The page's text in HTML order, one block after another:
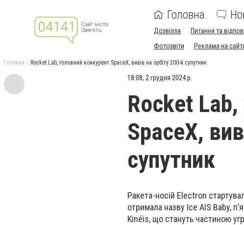
Головна
Дозвілля Питання та
Фотозвіти
Реклама на сайті
Головна Rocket Lab, головний конкурент SpaceX, вивів на орбіту 200-й супутник
18:08, 2 грудня 2024 р.
Rocket
SpaceX,
супутник
Ракета-носій Electron
отримала назву Ice AIS Baby,
Kinéis, що стануть частиною